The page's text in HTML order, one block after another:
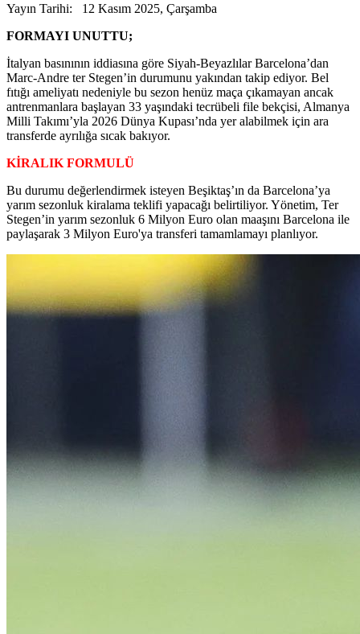
Yayın Tarihi: 12 Kasım 2025, Çarşamba
FORMAYI UNUTTU;
İtalyan basınının iddiasına göre Siyah-Beyazlılar Barcelona’dan
Marc-Andre ter Stegen’in durumunu yakından takip ediyor. Bel
fıtığı ameliyatı nedeniyle bu sezon henüz maça çıkamayan ancak
antrenmanlara başlayan 33 yaşındaki tecrübeli file bekçisi, Almanya
Milli Takımı’yla 2026 Dünya Kupası’nda yer alabilmek için ara
transferde ayrılığa sıcak bakıyor.
KİRALIK FORMULÜ
Bu durumu değerlendirmek isteyen Beşiktaş’ın da Barcelona’ya
yarım sezonluk kiralama teklifi yapacağı belirtiliyor. Yönetim, Ter
Stegen’in yarım sezonluk 6 Milyon Euro olan maaşını Barcelona ile
paylaşarak 3 Milyon Euro'ya transferi tamamlamayı planlıyor.